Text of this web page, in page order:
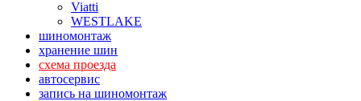
Viatti
WESTLAKE
шиномонтаж
хранение шин
схема проезда
автосервис
запись на шиномонтаж